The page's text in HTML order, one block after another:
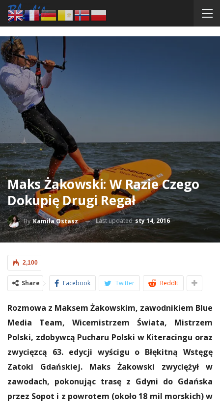
Maks Żakowski: W Razie Czego
Dokupię Drugi Regał
ByKamila Ostasz Last updatedsty 14, 2016
2,100
Share Facebook Twitter ReddIt
Rozmowa z Maksem Żakowskim, zawodnikiem Blue
Media Team, Wicemistrzem Świata, Mistrzem
Polski, zdobywcą Pucharu Polski w Kiteracingu oraz
zwycięzcą 63. edycji wyścigu o Błękitną Wstęgę
Zatoki Gdańskiej. Maks Żakowski zwyciężył w
zawodach, pokonując trasę z Gdyni do Gdańska
przez Sopot i z powrotem (około 18 mil morskich) w